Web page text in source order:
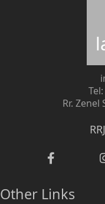
Rr. Zenel
Other Links